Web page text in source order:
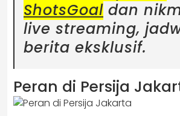
ShotsGoal dan
live streaming,
berita eksklusif.
Peran di Persija